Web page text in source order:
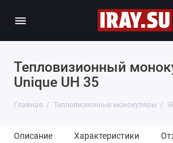
Тепловизионный
Unique UH 35
Главная Тепловизионные монокуляры
Описание Характеристики